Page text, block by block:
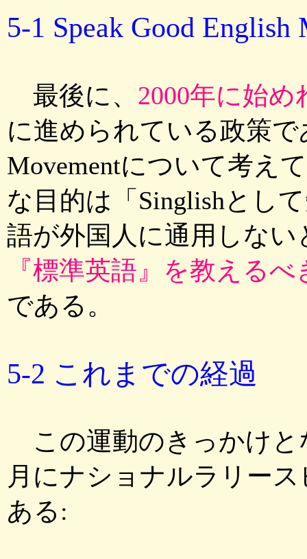
5-1 Speak Good
最後に、 2000年に始
に進められている政策で
Movementについて考え
な目的は「Singlishとし
語が外国人に通用しない
『標準英語』を教えるべ
である。
5-2 これまでの経過
この運動のきっかけと
月にナショナルラリー
ある: